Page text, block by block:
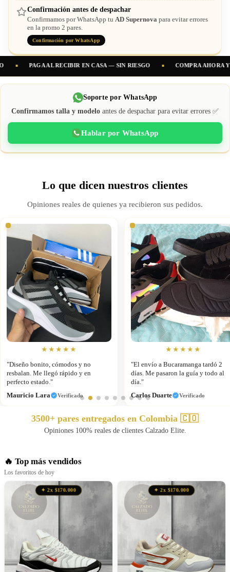
Confirmación antes de despachar
Confirmamos por WhatsApp tu AD Supernova para evitar errores
en la promo 2 pares.
Confirmación por WhatsApp
AL RECIBIR EN CASA — SIN RIESGO COMPRA AHORA Y OBTÉN
Soporte por WhatsApp
Confirmamos talla y modelo antes de despachar para evitar errores ✅
Hablar por WhatsApp
Lo que dicen nuestros clientes
Opiniones reales de quienes ya recibieron sus pedidos.
★★★★★
"El envío a Bucaramanga tardó 2
días. Me pasaron la guía y todo al
día."
Carlos Duarte
Verificado
★★★★★
"Los uso para entrenar y salir. La
suela agarra bien y no calienta el
pie."
Sebastián Valdés
Verificado
3500+ pares entregados en Colombia 🇨🇴
Opiniones 100% reales de clientes Calzado Elite.
🔥 Top más vendidos
Los favoritos de hoy
✦ 2x $170.000 ✦ 2x $170.000